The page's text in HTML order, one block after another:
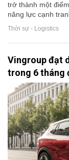
trở thành một
năng lực cạnh
Thời sự - Logistics
Vingroup đạt
trong 6 tháng